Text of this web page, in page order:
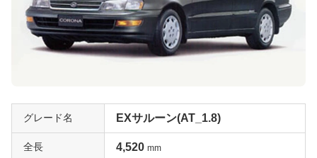
グレード名 EXサルーン(AT_1.8)
全長 4,520 mm